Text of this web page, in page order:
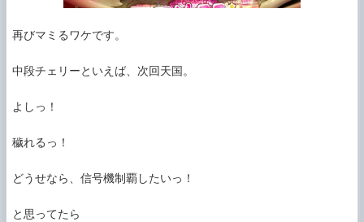
再びマミるワケです。
中段チェリーといえば、次回天国。
よしっ！
穢れるっ！
どうせなら、信号機制覇したいっ！
と思ってたら